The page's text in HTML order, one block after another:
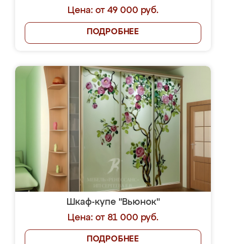
Цена: от 49 000 руб.
ПОДРОБНЕЕ
Шкаф-купе "Вьюнок"
Цена: от 81 000 руб.
ПОДРОБНЕЕ